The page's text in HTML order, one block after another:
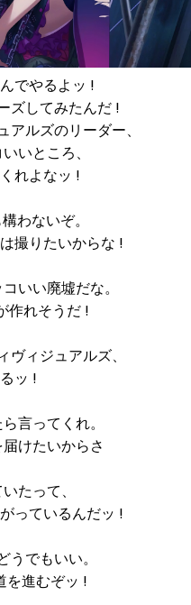
でやるよッ !
ズしてみたんだ !
ルズのリーダー、
いところ、
れよなッ !
わないぞ。
撮りたいからな !
いい廃墟だな。
作れそうだ !
ィジュアルズ、
ッ !
言ってくれ。
けたいからさ
たって、
っているんだッ !
でもいい。
を進むぞッ !